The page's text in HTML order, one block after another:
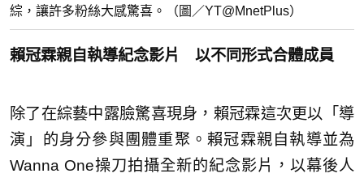
綜，讓許多粉絲大感驚喜。（圖／YT@MnetPlus）
賴冠霖親自執導紀念影片 以不同形式合體成員
除了在綜藝中露臉驚喜現身，賴冠霖這次更以「導
演」的身分參與團體重聚。賴冠霖親自執導並為
Wanna One操刀拍攝全新的紀念影片，以幕後人